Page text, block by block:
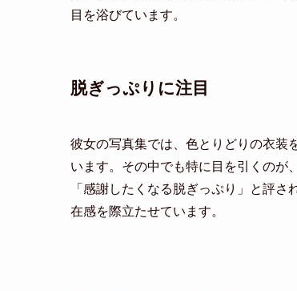
目を浴びています。
脱ぎっぷりに注目
彼女の写真集では、色とりどりの衣装
います。その中でも特に目を引くのが
「感謝したくなる脱ぎっぷり」と評
在感を際立たせています。